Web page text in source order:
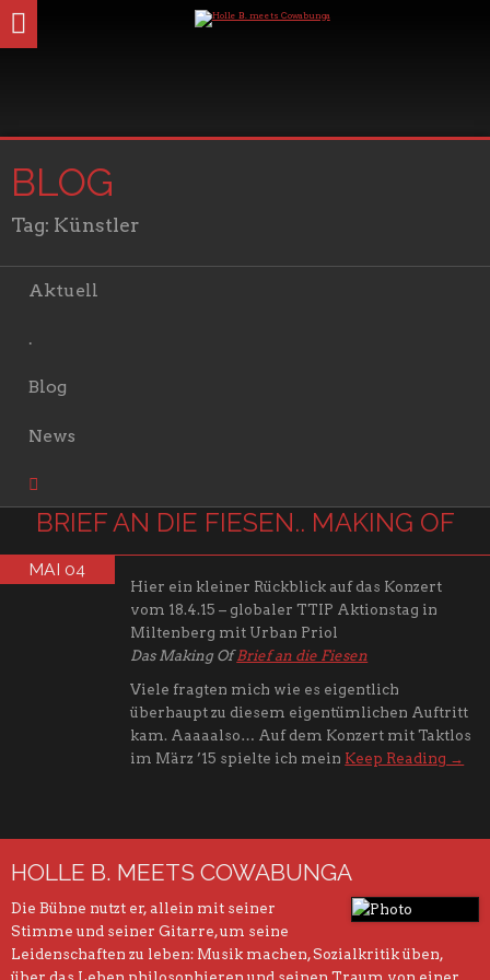
BLOG
Tag: Künstler
Aktuell
.
Blog
News
MAI 04
BRIEF AN DIE FIESEN.. MAKING OF
Hier ein kleiner Rückblick auf das Konzert
vom 18.4.15 – globaler TTIP Aktionstag in
Miltenberg mit Urban Priol
Das Making OfBrief an die Fiesen
Viele fragten mich wie es eigentlich
überhaupt zu diesem eigentümlichen Auftritt
kam. Aaaaalso… Auf dem Konzert mit Taktlos
im März ’15 spielte ich mein Keep Reading →
HOLLE B. MEETS COWABUNGA
Die Bühne nutzt er, allein mit seiner
Stimme und seiner Gitarre, um seine
Leidenschaften zu leben: Musik machen, Sozialkritik üben,